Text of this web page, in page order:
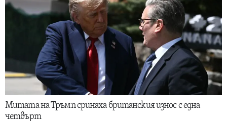
Митата на Тръмп сринаха британския износ с една
четвърт